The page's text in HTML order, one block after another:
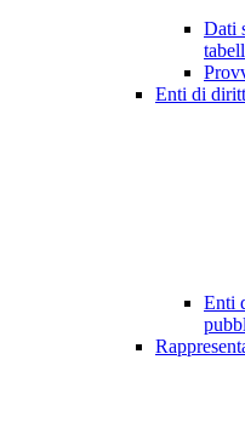
Dati
Enti di
Enti